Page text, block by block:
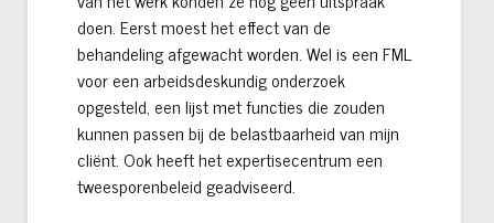
doen. Eerst moest het effect van de
behandeling afgewacht worden. Wel is een FML
voor een arbeidsdeskundig onderzoek
opgesteld, een lijst met functies die zouden
kunnen passen bij de belastbaarheid van mijn
cliënt. Ook heeft het expertisecentrum een
tweesporenbeleid geadviseerd.